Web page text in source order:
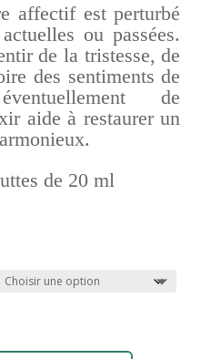
affectif est perturbé
ou passées.
de la tristesse, de
des sentiments de
de
aide à restaurer un
de 20 ml